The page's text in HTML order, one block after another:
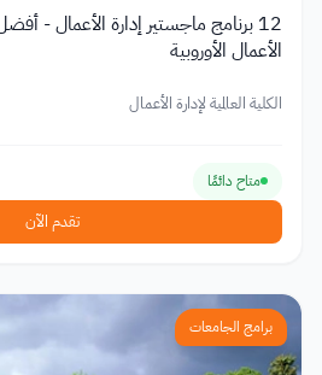
12 برنامج ماجستير إدارة الأعمال -
الأعمال الأوروبية
الكلية العالمية لإدارة الأعمال
متاح دائمًا
تقدم الآن
برامج الجامعات